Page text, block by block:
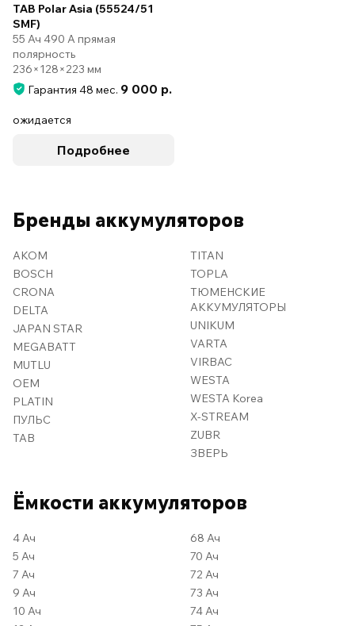
TAB Polar Asia (55524/51
SMF)
55 Ач 490 А прямая
полярность
236×128×223 мм
Гарантия 48 мес. 9 000 р.
ожидается
Подробнее
Бренды аккумуляторов
AKOM
BOSCH
CRONA
DELTA
JAPAN STAR
MEGABATT
MUTLU
OEM
PLATIN
ПУЛЬС
TAB
TITAN
TOPLA
ТЮМЕНСКИЕ
АККУМУЛЯТОРЫ
UNIKUM
VARTA
VIRBAC
WESTA
WESTA Korea
X-STREAM
ZUBR
ЗВЕРЬ
Ёмкости аккумуляторов
4 Ач
5 Ач
7 Ач
9 Ач
10 Ач
68 Ач
70 Ач
72 Ач
73 Ач
74 Ач